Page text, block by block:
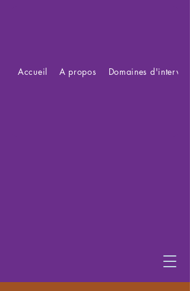
Accueil A propos Domaines